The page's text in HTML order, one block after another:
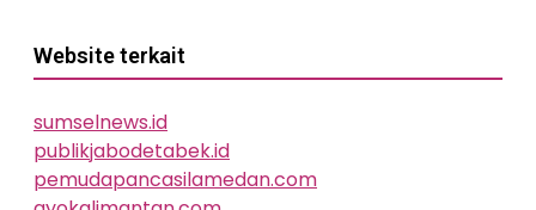
Website terkait
sumselnews.id
publikjabodetabek.id
pemudapancasilamedan.com